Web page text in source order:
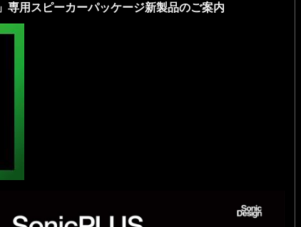
専用スピーカーパッケージ新製品のご案内